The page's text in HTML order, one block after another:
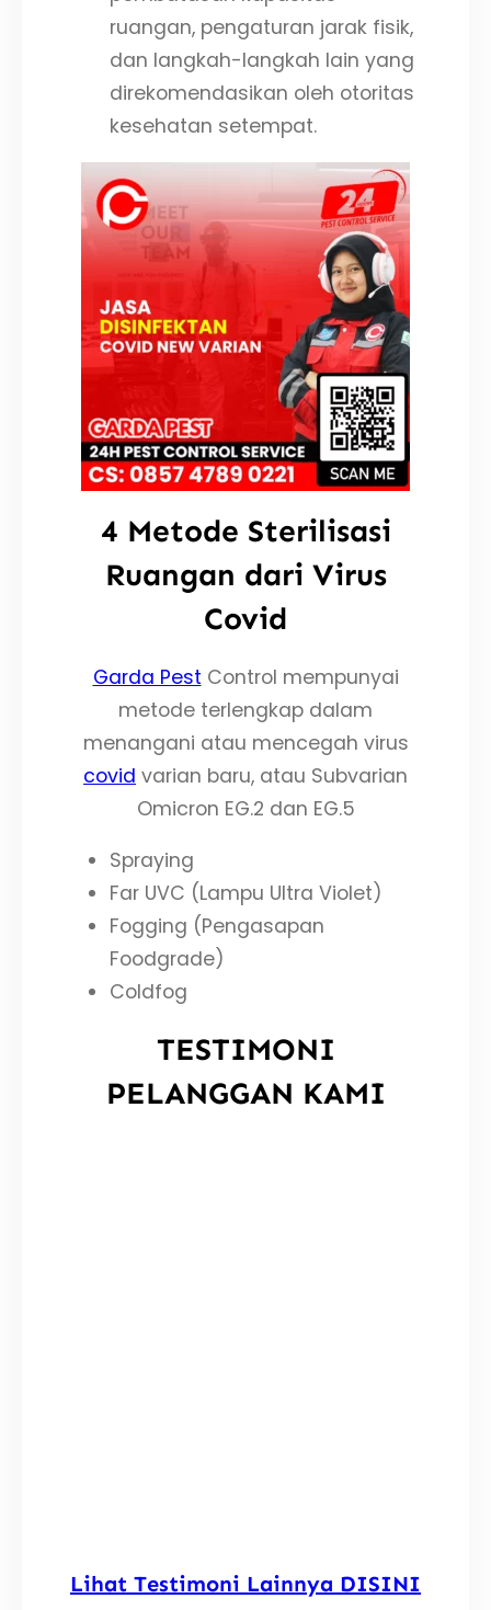
ruangan, pengaturan jarak fisik,
dan langkah-langkah lain yang
direkomendasikan oleh otoritas
kesehatan setempat.
4 Metode Sterilisasi
Ruangan dari Virus
Covid
Garda Pest Control mempunyai
metode terlengkap dalam
menangani atau mencegah virus
covid varian baru, atau Subvarian
Omicron EG.2 dan EG.5
Spraying
Far UVC (Lampu Ultra Violet)
Fogging (Pengasapan
Foodgrade)
Coldfog
TESTIMONI
PELANGGAN KAMI
Lihat Testimoni Lainnya DISINI